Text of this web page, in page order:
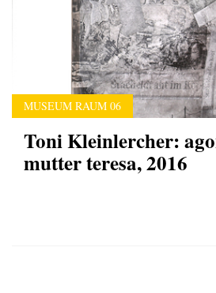
MUSEUM RAUM 06
Toni Kleinlercher:
mutter teresa, 2016